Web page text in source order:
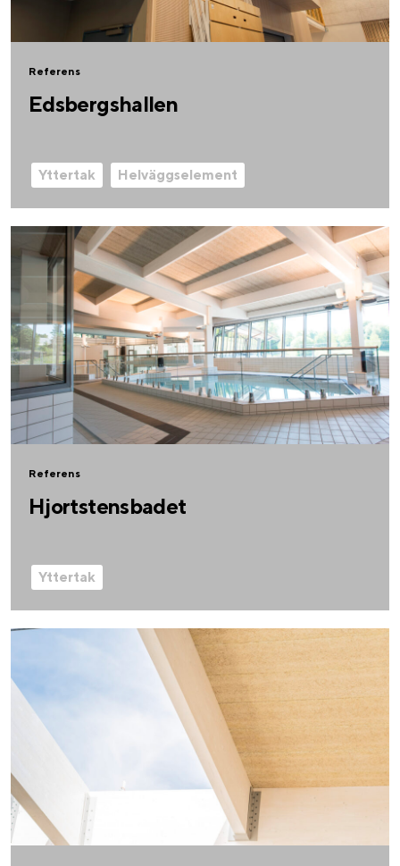
Referens
Edsbergshallen
Yttertak Helväggselement
Referens
Hjortstensbadet
Yttertak